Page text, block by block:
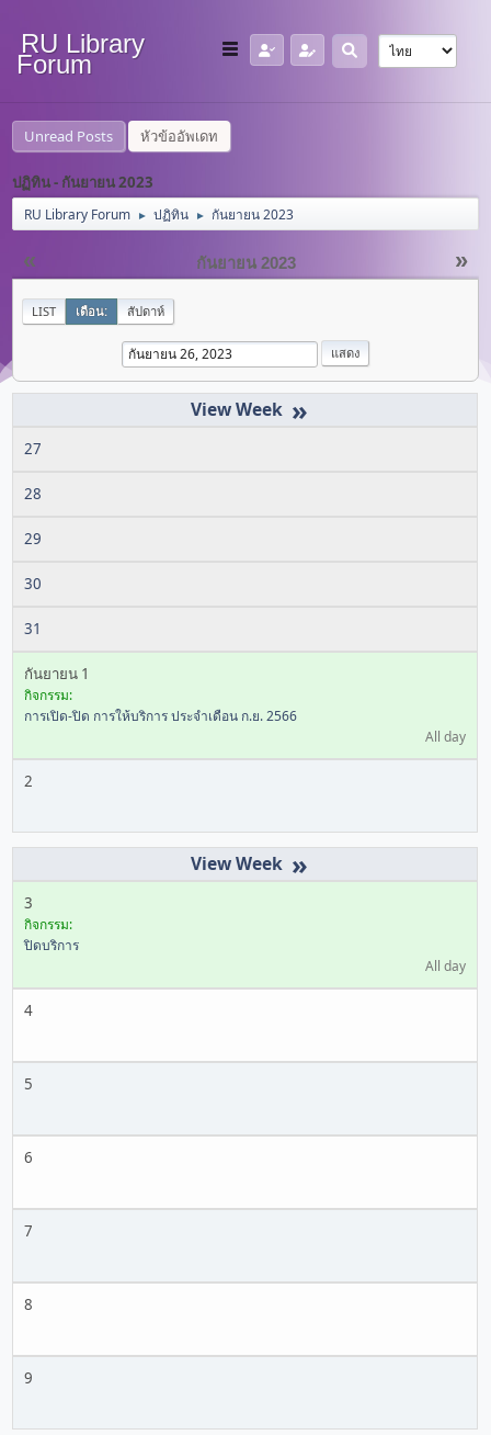
RU Library
Forum
Unread Posts หัวข้ออัพเดท
ปฏิทิน - กันยายน 2023
RU Library Forum ► ปฏิทิน ► กันยายน 2023
« »
กันยายน 2023
LIST เดือน: สัปดาห์
»
27
28
29
30
31
กันยายน 1
กิจกรรม:
การเปิด-ปิด การให้บริการ ประจำเดือน ก.ย. 2566
All day
2
»
3
กิจกรรม:
ปิดบริการ
All day
4
5
6
7
8
9